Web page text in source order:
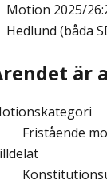
Motion 2025/
Hedlund (båda
är
Fristående